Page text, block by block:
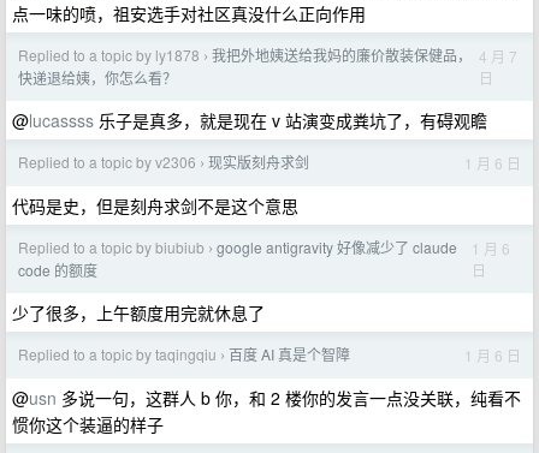
点一味的喷，祖安选手对社区真没什么正向作用
Replied to a topic by ly1878 › 我把外地姨送给我妈的廉价散装保健品，
快递退给姨，你怎么看？
4 月 7
日
@lucassss 乐子是真多，就是现在 v 站演变成粪坑了，有碍观瞻
Replied to a topic by v2306 › 现实版刻舟求剑 1 月 6 日
代码是史，但是刻舟求剑不是这个意思
Replied to a topic by biubiub › google antigravity 好像减少了 claude
code 的额度
1 月 6
日
少了很多，上午额度用完就休息了
Replied to a topic by taqingqiu › 百度 AI 真是个智障 1 月 6 日
@usn 多说一句，这群人 b 你，和 2 楼你的发言一点没关联，纯看不
惯你这个装逼的样子